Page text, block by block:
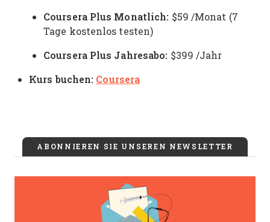
Coursera Plus Monatlich: $59 /Monat (7
Tage kostenlos testen)
Coursera Plus Jahresabo: $399 /Jahr
Kurs buchen: Coursera
ABONNIEREN SIE UNSEREN NEWSLETTER